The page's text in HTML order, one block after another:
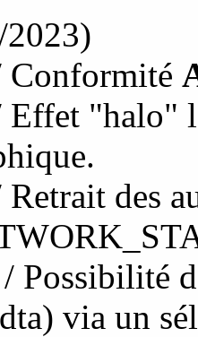
"halo"
des
Possibilité
via un